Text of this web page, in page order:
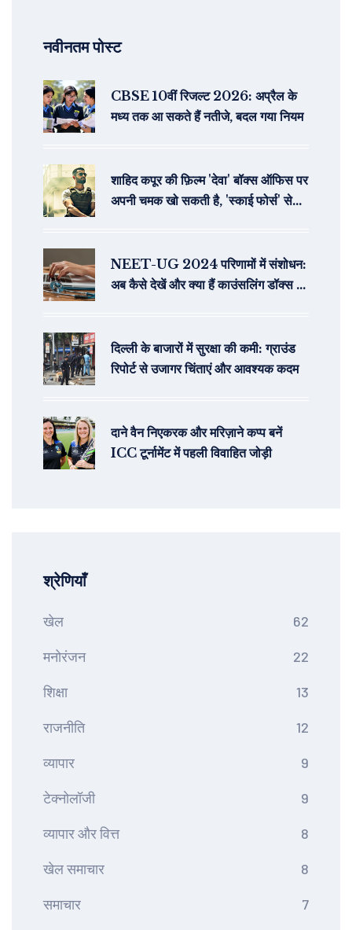
नवीनतम पोस्ट
CBSE 10वीं रिजल्ट 2026: अप्रैल के
मध्य तक आ सकते हैं नतीजे, बदल गया नियम
शाहिद कपूर की फ़िल्म 'देवा' बॉक्स ऑफिस पर
अपनी चमक खो सकती है, 'स्काई फोर्स' से
NEET-UG 2024 परिणामों में संशोधन:
अब कैसे देखें और क्या हैं काउंसलिंग डॉक्स के
दिल्ली के बाजारों में सुरक्षा की कमी: ग्राउंड
रिपोर्ट से उजागर चिंताएं और आवश्यक कदम
दाने वैन निएकरक और मरिज़ाने कप्प बनें
ICC टूर्नामेंट में पहली विवाहित जोड़ी
श्रेणियाँ
खेल 62
मनोरंजन 22
शिक्षा 13
राजनीति 12
व्यापार 9
टेक्नोलॉजी 9
व्यापार और वित्त 8
खेल समाचार 8
समाचार 7